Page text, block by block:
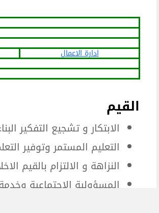
ادارة الاعمال
القيم
الابتكار و تشجيع التفكير
التعليم المستمر وتوفير
النزاهة و الالتزام بالقيم
المسؤولية الاجتماعية